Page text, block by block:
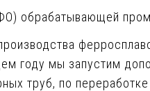
обрабатывающей
году мы запустим
труб, по